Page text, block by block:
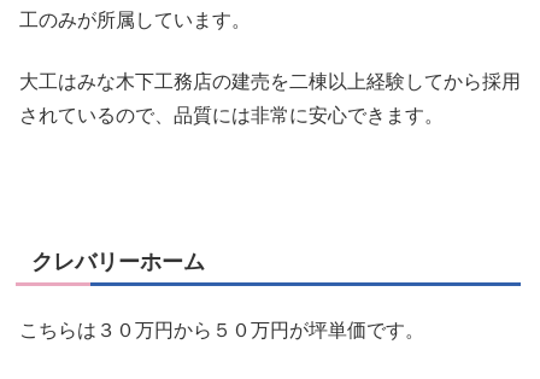
工のみが所属 しています。
大工はみな木下工務店の建売を二棟以上経験してから採用
されているので、品質には非常に安心できます。
クレバリーホーム
こちらは３０万円から５０万円が坪単価です。